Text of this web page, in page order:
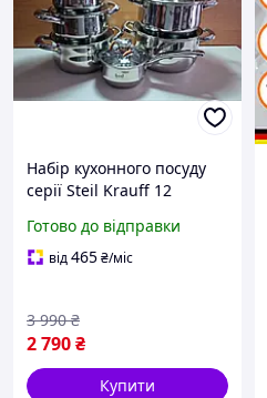
Набір кухонного посуду
серії Steil Krauff 12
Готово до відправки
від465₴/міс
2 790₴
3 990 ₴
Купити